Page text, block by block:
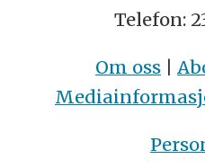
Telefon:
Om oss